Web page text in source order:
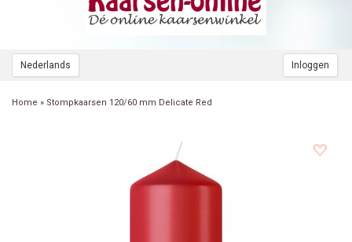
Nederlands Inloggen
Home » Stompkaarsen 120/60 mm Delicate Red